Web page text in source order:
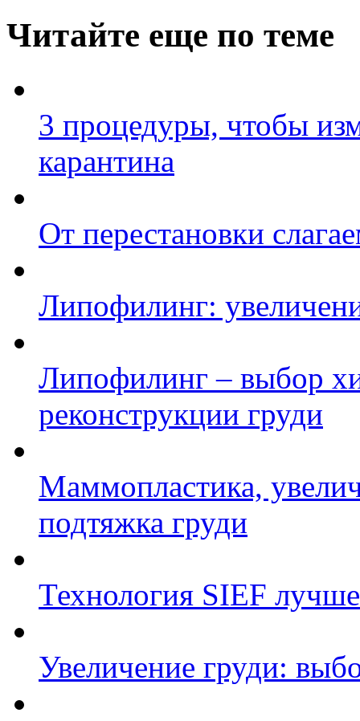
Читайте еще по теме
3 процедуры, чтобы
карантина
От перестановки
Липофилинг:
Липофилинг – выбор
реконструкции груди
Маммопластика,
подтяжка груди
Технология SIEF
Увеличение груди: